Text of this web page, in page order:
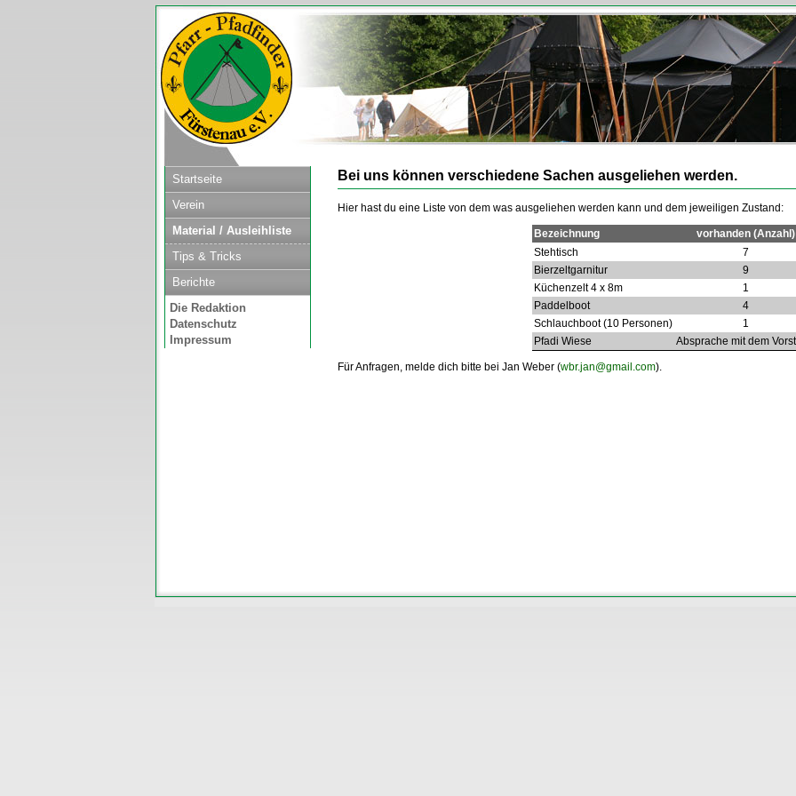
Startseite
Verein
Material / Ausleihliste
Tips & Tricks
Berichte
Die Redaktion
Datenschutz
Impressum
Bei uns können verschiedene Sachen ausgeliehen werden.
Hier hast du eine Liste von dem was ausgeliehen werden kann und dem jeweiligen Zustand:
Bezeichnung
vorhanden (Anzahl)
Stehtisch
7
Bierzeltgarnitur
9
Küchenzelt 4 x 8m
1
Paddelboot
4
Schlauchboot (10 Personen)
1
Pfadi Wiese
Absprache mit dem
Für Anfragen, melde dich bitte bei Jan Weber (wbr.jan@gmail.com).